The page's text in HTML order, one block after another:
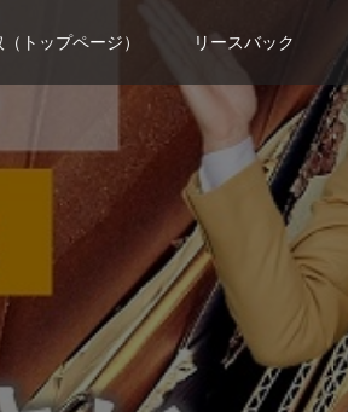
トップページ） リースバック